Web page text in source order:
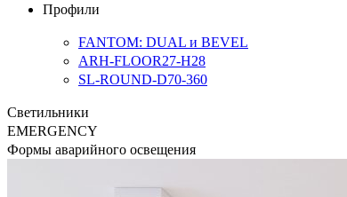
Профили
FANTOM: DUAL и BEVEL
ARH-FLOOR27-H28
SL-ROUND-D70-360
Светильники
EMERGENCY
Формы аварийного освещения